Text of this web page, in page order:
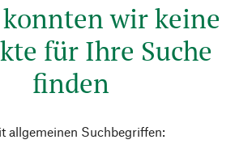
wir keine
für Ihre Suche
finden
allgemeinen Suchbegriffen: